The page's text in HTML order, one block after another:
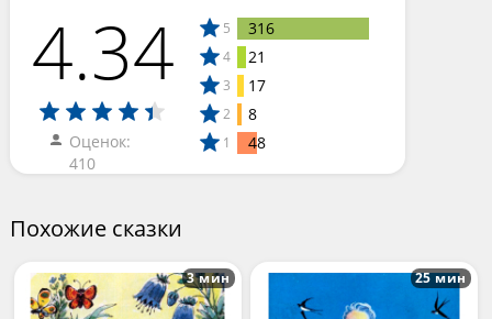
4.34
Оценок:
410
5 316
4 21
3 17
2 8
1 48
Похожие сказки
3 мин 25 мин